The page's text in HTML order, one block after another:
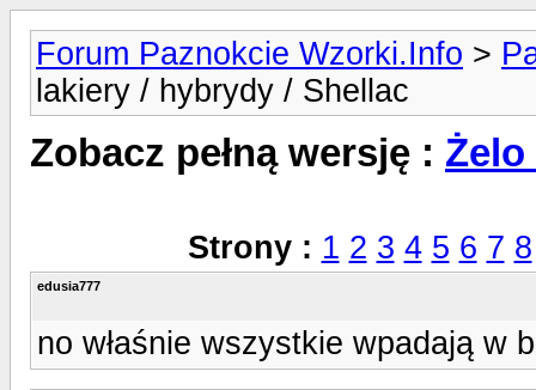
Forum Paznokcie Wzorki.Info >
lakiery / hybrydy / Shellac
Zobacz pełną wersję :
Strony : 1 2 3 4 5 6 7 8
edusia777
no właśnie wszystkie wpadają w